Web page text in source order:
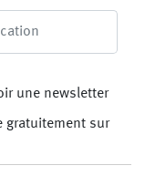
une newsletter
gratuitement sur